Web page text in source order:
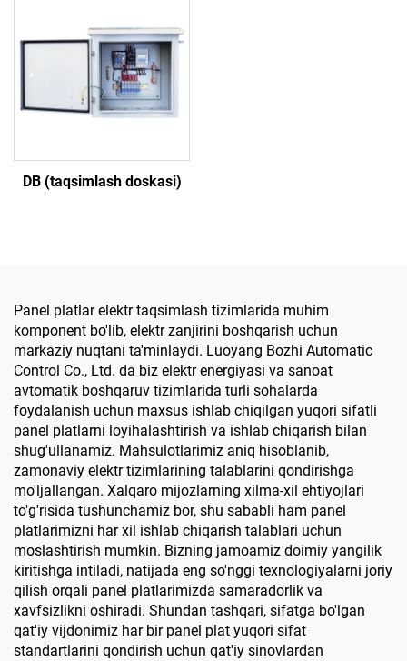
DB (taqsimlash doskasi)
Panel platlar elektr taqsimlash tizimlarida muhim
komponent bo'lib, elektr zanjirini boshqarish uchun
markaziy nuqtani ta'minlaydi. Luoyang Bozhi Automatic
Control Co., Ltd. da biz elektr energiyasi va sanoat
avtomatik boshqaruv tizimlarida turli sohalarda
foydalanish uchun maxsus ishlab chiqilgan yuqori sifatli
panel platlarni loyihalashtirish va ishlab chiqarish bilan
shug'ullanamiz. Mahsulotlarimiz aniq hisoblanib,
zamonaviy elektr tizimlarining talablarini qondirishga
mo'ljallangan. Xalqaro mijozlarning xilma-xil ehtiyojlari
to'g'risida tushunchamiz bor, shu sababli ham panel
platlarimizni har xil ishlab chiqarish talablari uchun
moslashtirish mumkin. Bizning jamoamiz doimiy yangilik
kiritishga intiladi, natijada eng so'nggi texnologiyalarni joriy
qilish orqali panel platlarimizda samaradorlik va
xavfsizlikni oshiradi. Shundan tashqari, sifatga bo'lgan
qat'iy vijdonimiz har bir panel plat yuqori sifat
standartlarini qondirish uchun qat'iy sinovlardan